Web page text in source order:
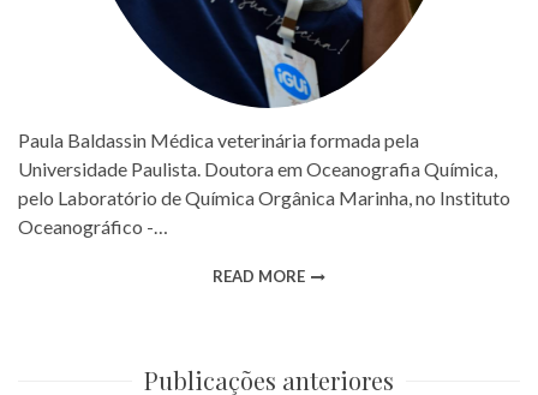
Paula Baldassin Médica veterinária formada pela
Universidade Paulista. Doutora em Oceanografia Química,
pelo Laboratório de Química Orgânica Marinha, no Instituto
Oceanográfico -…
READ MORE
Publicações anteriores